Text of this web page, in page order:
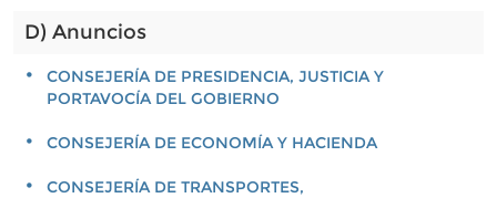
D) Anuncios
CONSEJERÍA DE PRESIDENCIA, JUSTICIA Y
PORTAVOCÍA DEL GOBIERNO
CONSEJERÍA DE ECONOMÍA Y HACIENDA
CONSEJERÍA DE TRANSPORTES,